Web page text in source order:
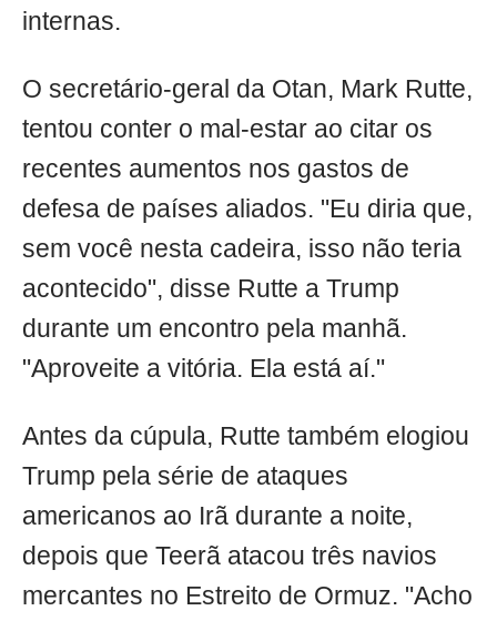
internas.
O secretário-geral da Otan, Mark Rutte,
tentou conter o mal-estar ao citar os
recentes aumentos nos gastos de
defesa de países aliados. "Eu diria que,
sem você nesta cadeira, isso não teria
acontecido", disse Rutte a Trump
durante um encontro pela manhã.
"Aproveite a vitória. Ela está aí."
Antes da cúpula, Rutte também elogiou
Trump pela série de ataques
americanos ao Irã durante a noite,
depois que Teerã atacou três navios
mercantes no Estreito de Ormuz. "Acho